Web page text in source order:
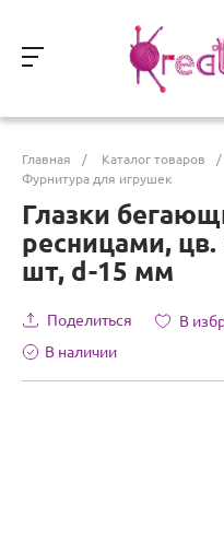
Главная / Каталог товаров /
Фурнитура для игрушек
Глазки
ресницами, цв.
шт, d-15 мм
Поделиться
В
В наличии